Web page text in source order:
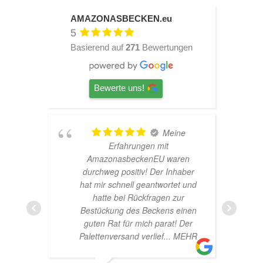
AMAZONASBECKEN.eu
5
Basierend auf 271 Bewertungen
Bewerte uns!
Meine
Erfahrungen mit
AmazonasbeckenEU waren
durchweg positiv! Der Inhaber
hat mir schnell geantwortet und
hatte bei Rückfragen zur
Bestückung des Beckens einen
guten Rat für mich parat! Der
Palettenversand verlief... MEHR